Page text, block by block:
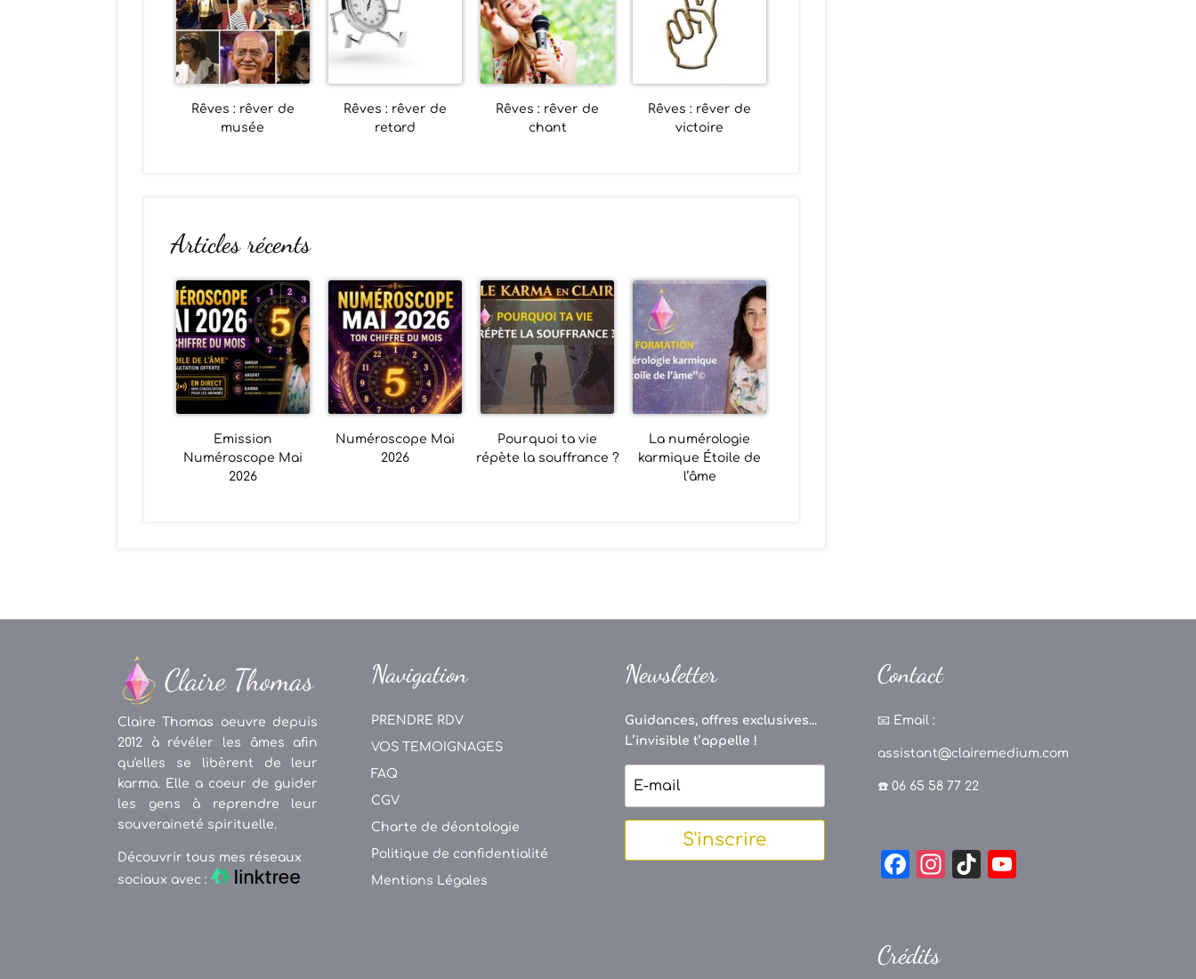
Rêves : rêver de
musée
Rêves : rêver de
retard
Rêves : rêver de
chant
Rêves : rêver de
victoire
Articles récents
Emission
Numéroscope Mai
2026
Numéroscope Mai
2026
Pourquoi ta vie
répète la souffrance ?
La numérologie
karmique Étoile de
l’âme
Claire Thomas oeuvre depuis
2012 à révéler les âmes afin
qu'elles se libèrent de leur
karma. Elle a coeur de guider
les gens à reprendre leur
souveraineté spirituelle.
Découvrir tous mes réseaux
sociaux avec :
Navigation
PRENDRE RDV
VOS TEMOIGNAGES
FAQ
CGV
Charte de déontologie
Politique de confidentialité
Mentions Légales
Newsletter
Guidances, offres exclusives...
L’invisible t’appelle !
S'inscrire
Contact
📧 Email :
assistant@clairemedium.com
☎️ 06 65 58 77 22
F
e
In Ti
Crédits